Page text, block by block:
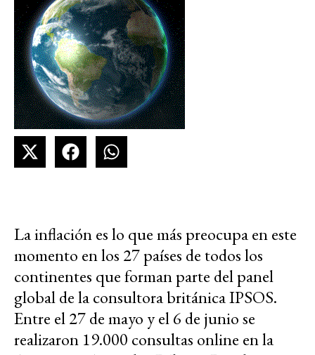
La inflación es lo que más preocupa en este
momento en los 27 países de todos los
continentes que forman parte del panel
global de la consultora británica IPSOS.
Entre el 27 de mayo y el 6 de junio se
realizaron 19.000 consultas online en la